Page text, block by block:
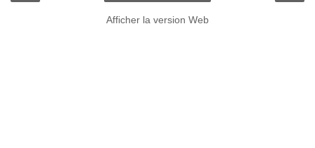
Afficher la version Web